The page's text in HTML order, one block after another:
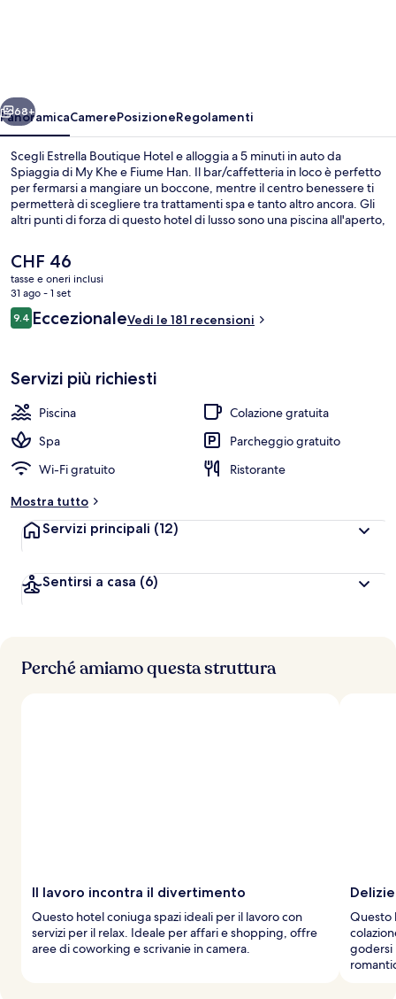
Avanti
68+
PanoramicaCamerePosizioneRegolamenti
Scegli Estrella Boutique Hotel e alloggia a 5 minuti in auto da
Spiaggia di My Khe e Fiume Han. Il bar/caffetteria in loco è perfetto
per fermarsi a mangiare un boccone, mentre il centro benessere ti
permetterà di scegliere tra trattamenti spa e tanto altro ancora. Gli
altri punti di forza di questo hotel di lusso sono una piscina all'aperto,
personale gentile della struttura.
Il
prezzo
attuale
è
CHF 46
CHF 46
tasse e oneri inclusi
31 ago - 1 set
Recensioni
9.49.4 su 10
EccezionaleVedi le 181 recensioni
Servizi più richiesti
Piscina
Colazione gratuita
Spa
Parcheggio gratuito
Wi-Fi gratuito
Ristorante
Mostra tutto
Servizi principali (12)
Sentirsi a casa (6)
Perché amiamo questa struttura
Il lavoro incontra il divertimento
Questo hotel coniuga spazi ideali per il lavoro con
servizi per il relax. Ideale per affari e shopping, offre
aree di coworking e scrivanie in camera.
Questo
godersi